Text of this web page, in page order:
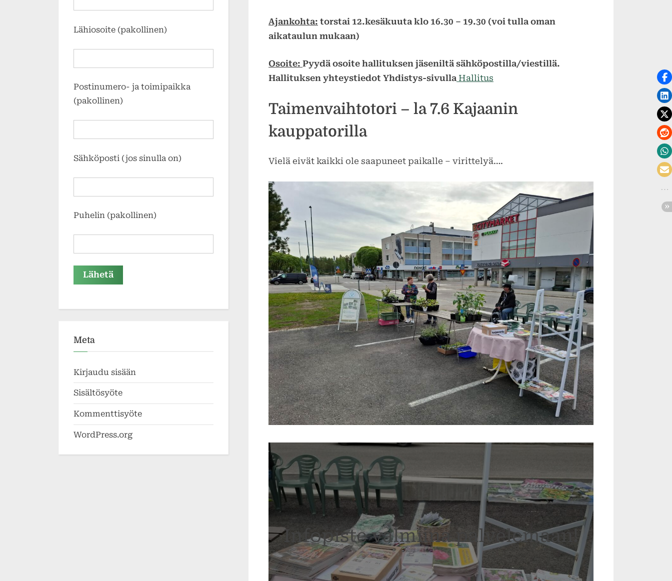
Ajankohta: torstai 12.kesäkuuta klo 16.30 – 19.30 (voi tulla oman
aikataulun mukaan)
Osoite: Pyydä osoite hallituksen jäseniltä sähköpostilla/viestillä.
Hallituksen yhteystiedot Yhdistys-sivulla Hallitus
Taimenvaihtotori – la 7.6 Kajaanin
kauppatorilla
Vielä eivät kaikki ole saapuneet paikalle – virittelyä….
Infopiste valmiina palvelemaan!
Lähiosoite (pakollinen)
Postinumero- ja toimipaikka
(pakollinen)
Sähköposti (jos sinulla on)
Puhelin (pakollinen)
Meta
Kirjaudu sisään
Sisältösyöte
Kommenttisyöte
WordPress.org